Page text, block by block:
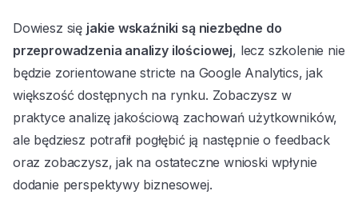
Dowiesz się jakie wskaźniki są niezbędne do
przeprowadzenia analizy ilościowej, lecz szkolenie nie
będzie zorientowane stricte na Google Analytics, jak
większość dostępnych na rynku. Zobaczysz w
praktyce analizę jakościową zachowań użytkowników,
ale będziesz potrafił pogłębić ją następnie o feedback
oraz zobaczysz, jak na ostateczne wnioski wpłynie
dodanie perspektywy biznesowej.